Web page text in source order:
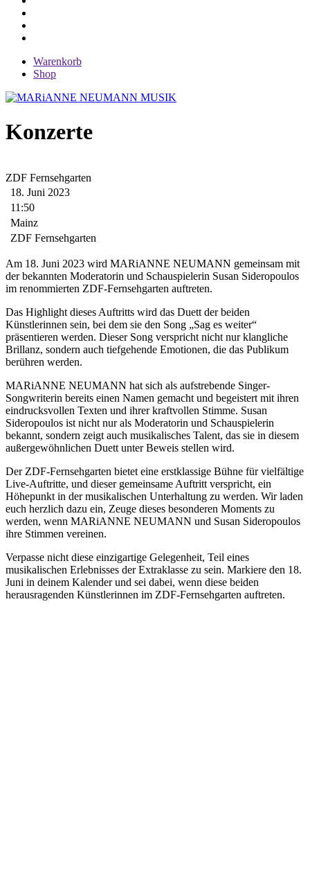
Warenkorb
Shop
Konzerte
ZDF Fernsehgarten
18. Juni 2023
11:50
Mainz
ZDF Fernsehgarten
Am 18. Juni 2023 wird MARiANNE NEUMANN gemeinsam mit
der bekannten Moderatorin und Schauspielerin Susan Sideropoulos
im renommierten ZDF-Fernsehgarten auftreten.
Das Highlight dieses Auftritts wird das Duett der beiden
Künstlerinnen sein, bei dem sie den Song „Sag es weiter“
präsentieren werden. Dieser Song verspricht nicht nur klangliche
Brillanz, sondern auch tiefgehende Emotionen, die das Publikum
berühren werden.
MARiANNE NEUMANN hat sich als aufstrebende Singer-
Songwriterin bereits einen Namen gemacht und begeistert mit ihren
eindrucksvollen Texten und ihrer kraftvollen Stimme. Susan
Sideropoulos ist nicht nur als Moderatorin und Schauspielerin
bekannt, sondern zeigt auch musikalisches Talent, das sie in diesem
außergewöhnlichen Duett unter Beweis stellen wird.
Der ZDF-Fernsehgarten bietet eine erstklassige Bühne für vielfältige
Live-Auftritte, und dieser gemeinsame Auftritt verspricht, ein
Höhepunkt in der musikalischen Unterhaltung zu werden. Wir laden
euch herzlich dazu ein, Zeuge dieses besonderen Moments zu
werden, wenn MARiANNE NEUMANN und Susan Sideropoulos
ihre Stimmen vereinen.
Verpasse nicht diese einzigartige Gelegenheit, Teil eines
musikalischen Erlebnisses der Extraklasse zu sein. Markiere den 18.
Juni in deinem Kalender und sei dabei, wenn diese beiden
herausragenden Künstlerinnen im ZDF-Fernsehgarten auftreten.